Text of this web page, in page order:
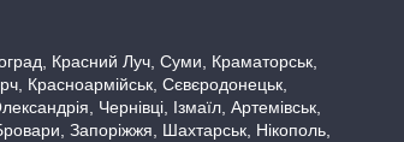
Красний Луч, Суми, Краматорськ,
Красноармійськ, Сєвєродонецьк,
Чернівці, Ізмаїл, Артемівськ,
Запоріжжя, Шахтарськ, Нікополь,